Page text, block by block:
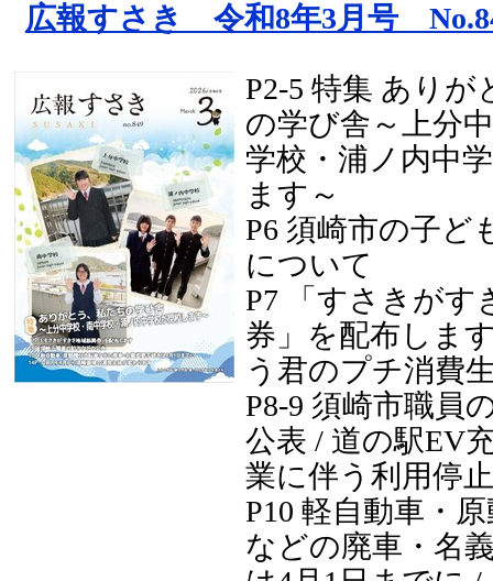
広報すさき 令和8年3月号
P2-5 特集 ありが
の学び舎～上分
学校・浦ノ内中
ます～
P6 須崎市の子ど
について
P7 「すさきがす
券」を配布しま
う君のプチ消費
P8-9 須崎市職員
公表 / 道の駅EV
業に伴う利用停
P10 軽自動車・
などの廃車・名